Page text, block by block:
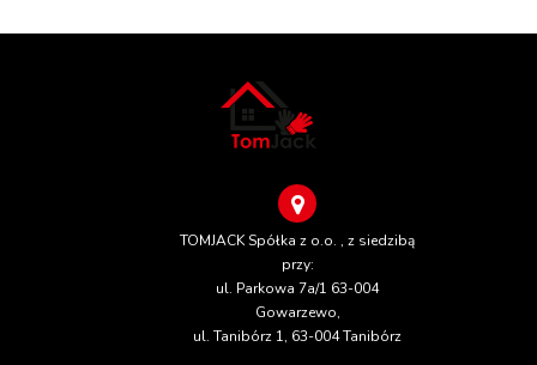
TOMJACK Spółka z o.o. , z siedzibą
przy:
ul. Parkowa 7a/1 63-004
Gowarzewo,
ul. Tanibórz 1, 63-004 Tanibórz